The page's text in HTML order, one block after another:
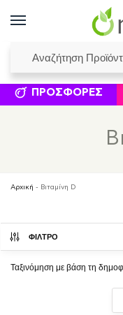
ΙΣΟΛΟΓΙΣΜΟΊ
ΠΡΟΣΦΟΡΈΣ
Αρχική - Βιταμίνη D
ΦΙΛΤΡΟ